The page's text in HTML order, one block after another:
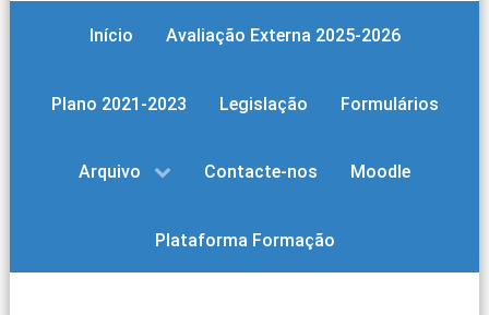
Início Avaliação Externa 2025-2026
Plano 2021-2023 Legislação Formulários
Arquivo Contacte-nos Moodle
Plataforma Formação